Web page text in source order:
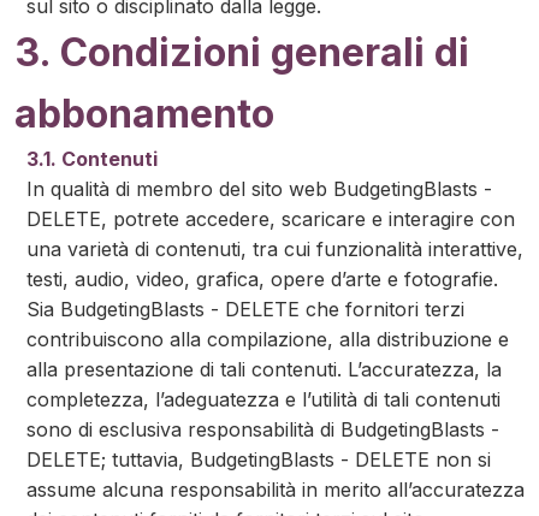
sul sito o disciplinato dalla legge.
3. Condizioni generali di
abbonamento
3.1. Contenuti
In qualità di membro del sito web BudgetingBlasts -
DELETE, potrete accedere, scaricare e interagire con
una varietà di contenuti, tra cui funzionalità interattive,
testi, audio, video, grafica, opere d’arte e fotografie.
Sia BudgetingBlasts - DELETE che fornitori terzi
contribuiscono alla compilazione, alla distribuzione e
alla presentazione di tali contenuti. L’accuratezza, la
completezza, l’adeguatezza e l’utilità di tali contenuti
sono di esclusiva responsabilità di BudgetingBlasts -
DELETE; tuttavia, BudgetingBlasts - DELETE non si
assume alcuna responsabilità in merito all’accuratezza